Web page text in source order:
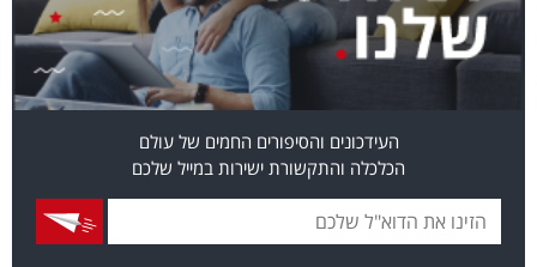
העידכונים והסיפורים החמים של עולם
הכלכלה והתקשורת ישירות במייל שלכם